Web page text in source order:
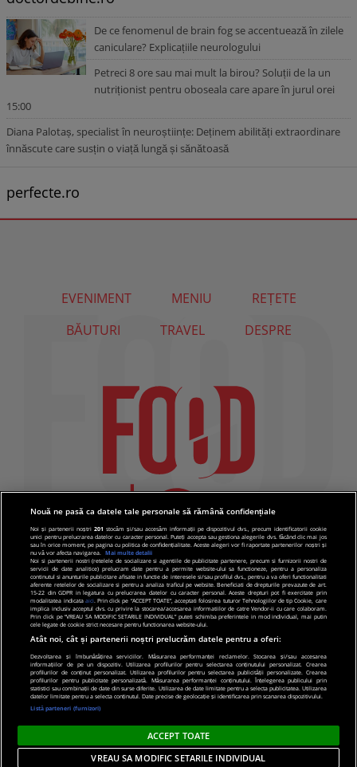
De ce fenomenul de brain fog se accentuează în zilele
caniculare? Explicațiile neurologului
Petreci 8 ore sau mai mult la birou? Soluții de la un
nutriționist pentru oboseala care apare în jurul orei
15:00
Diana Palotaș, specialist în neuroștiințe: Deținem abilități extraordinare
înnăscute care susțin o viață lungă și sănătoasă
perfecte.ro
EVENIMENT MENIU
REȚETE
BĂUTURI
TRAVEL DESPRE
© 2019 PRO TV S.R.L |Politica de Cookie|Politica
de confidentialitate
Nouă ne pasă ca datele tale personale să rămână confidențiale
Noi și partenerii noștri201 stocăm și/sau accesăm informații pe dispozitivul dvs., precum identificatorii cookie
unici pentru prelucrarea datelor cu caracter personal. Puteți accepta sau gestiona alegerile dvs. făcând clic mai jos
sau în orice moment, pe pagina cu politica de confidențialitate. Aceste alegeri vor fi raportate partenerilor noștri și
nu vă vor afecta navigarea.
Mai multe detalii
Noi si partenerii nostri (retelele de socializare si agentiile de publicitate partenere, precum si furnizorii nostri de
servicii de date analitice) prelucram date pentru a permite website-ului sa functioneze, pentru a personaliza
continutul si anunturile publicitare afisate in functie de interesele si/sau profilul dvs., pentru a va oferi functionalitati
aferente retelelor de socializare si pentru a analiza traficul pe website. Beneficiati de drepturile prevazute de art.
15-22 din GDPR in legatura cu prelucrarea datelor cu caracter personal. Aceste drepturi pot fi exercitate prin
modalitatea indicata aici. Prin click pe “ACCEPT TOATE”, acceptati folosirea tuturor Tehnologiilor de tip Cookie, care
implica inclusiv acceptul dvs. cu privire la stocarea/accesarea informatiilor de catre Vendor-ii cu care colaboram.
Prin click pe “VREAU SA MODIFIC SETARILE INDIVIDUAL” puteti schimba preferintele in mod individual, mai putin
cele legate de cookie strict necesare pentru functionarea website-ului.
Atât noi, cât și partenerii noștri prelucrăm datele pentru a oferi:
Dezvoltarea și îmbunătățirea serviciilor. Măsurarea performanței reclamelor. Stocarea și/sau accesarea
informațiilor de pe un dispozitiv. Utilizarea profilurilor pentru selectarea conținutului personalizat. Crearea
profilurilor de conținut personalizat. Utilizarea profilurilor pentru selectarea publicității personalizate. Crearea
profilurilor pentru publicitate personalizată. Măsurarea performanței conținutului. Înțelegerea publicului prin
statistici sau combinații de date din surse diferite. Utilizarea de date limitate pentru a selecta publicitatea. Utilizarea
datelor limitate pentru a selecta conținutul. Date precise de geolocație și identificarea prin scanarea dispozitivului.
Listă parteneri (furnizori)
ACCEPT TOATE
VREAU SA MODIFIC SETARILE INDIVIDUAL